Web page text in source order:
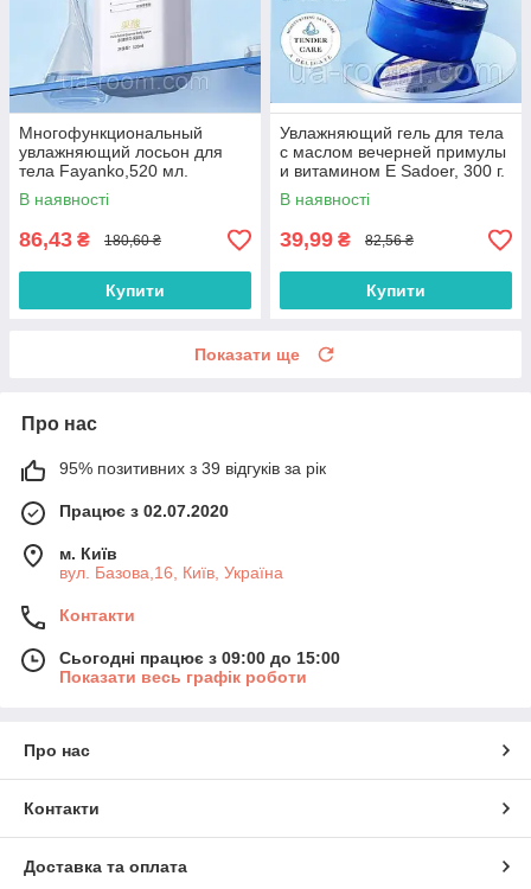
Многофункциональный
увлажняющий лосьон для
тела Fayanko,520 мл.
В наявності
86,43 ₴ 180,60 ₴
Купити
Увлажняющий гель для тела
с маслом вечерней примулы
и витамином Е Sadoer, 300 г.
В наявності
39,99 ₴ 82,56 ₴
Купити
Показати ще
Про нас
95% позитивних з 39 відгуків за рік
Працює з 02.07.2020
м. Київ
вул. Базова,16, Київ, Україна
Контакти
Сьогодні працює з 09:00 до 15:00
Показати весь графік роботи
Про нас
Контакти
Доставка та оплата